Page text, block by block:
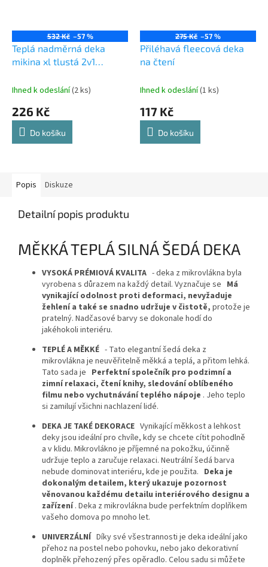
532 Kč –57 %
Teplá nadměrná deka
mikina xl tlustá 2v1
mikina tlustá
Ihned k odeslání(2 ks)
226 Kč
Do košíku
275 Kč –57 %
Přiléhavá fleecová deka
na čtení
Ihned k odeslání(1 ks)
117 Kč
Do košíku
Popis Diskuze
Detailní popis produktu
MĚKKÁ TEPLÁ SILNÁ ŠEDÁ DEKA
VYSOKÁ PRÉMIOVÁ KVALITA - deka z mikrovlákna byla
vyrobena s důrazem na každý detail. Vyznačuje se Má
vynikající odolnost proti deformaci, nevyžaduje
žehlení a také se snadno udržuje v čistotě, protože je
pratelný. Nadčasové barvy se dokonale hodí do
jakéhokoli interiéru.
TEPLÉ A MĚKKÉ - Tato elegantní šedá deka z
mikrovlákna je neuvěřitelně měkká a teplá, a přitom lehká.
Tato sada je Perfektní společník pro podzimní a
zimní relaxaci, čtení knihy, sledování oblíbeného
filmu nebo vychutnávání teplého nápoje . Jeho teplo
si zamilují všichni nachlazení lidé.
DEKA JE TAKÉ DEKORACE Vynikající měkkost a lehkost
deky jsou ideální pro chvíle, kdy se chcete cítit pohodlně
a v klidu. Mikrovlákno je příjemné na pokožku, účinně
udržuje teplo a zaručuje relaxaci. Neutrální šedá barva
nebude dominovat interiéru, kde je použita. Deka je
dokonalým detailem, který ukazuje pozornost
věnovanou každému detailu interiérového designu a
zařízení. Deka z mikrovlákna bude perfektním doplňkem
vašeho domova po mnoho let.
UNIVERZÁLNÍ Díky své všestrannosti je deka ideální jako
přehoz na postel nebo pohovku, nebo jako dekorativní
doplněk přehozený přes opěradlo. Celou sadu si můžete